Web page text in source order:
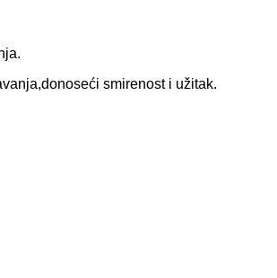
smirenost i užitak.